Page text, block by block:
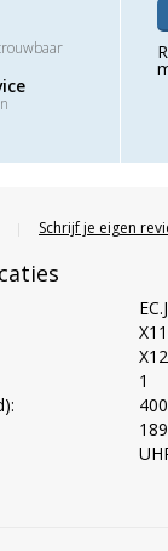
Schrijf je eigen
1